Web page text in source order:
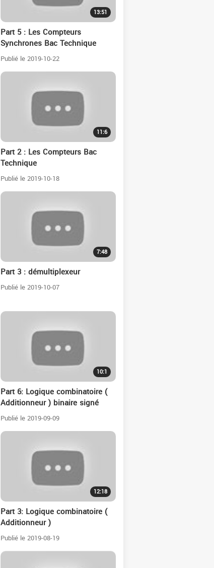
13:51
Part 5 : Les Compteurs
Synchrones Bac Technique
Publié le 2019-10-22
11:6
Part 2 : Les Compteurs Bac
Technique
Publié le 2019-10-18
7:48
Part 3 : démultiplexeur
Publié le 2019-10-07
10:1
Part 6: Logique combinatoire (
Additionneur ) binaire signé
Publié le 2019-09-09
12:18
Part 3: Logique combinatoire (
Additionneur )
Publié le 2019-08-19